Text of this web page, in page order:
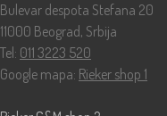
Bulevar despota Stefana 20
11000 Beograd, Srbija
Tel: 011 3223 520
Google mapa: Rieker shop 1